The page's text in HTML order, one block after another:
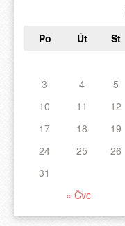
Po Út St
3
4 5
10
11 12
17
18 19
24
25 26
31
« Čvc